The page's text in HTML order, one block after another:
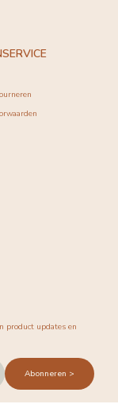
product updates en
Abonneren >